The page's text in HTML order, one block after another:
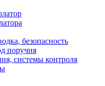
безопасность
поручня
системы контроля